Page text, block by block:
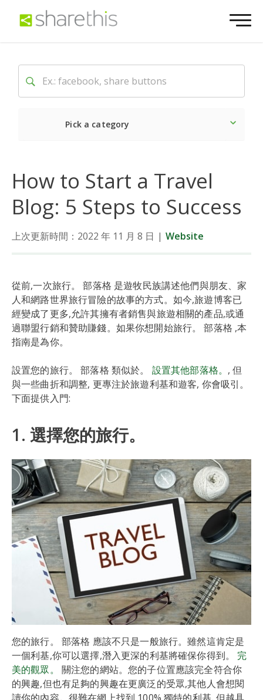
Pick a category
How to Start a Travel
Blog: 5 Steps to Success
上次更新時間：2022 年 11 月 8 日 | Website
從前,一次旅行。 部落格 是遊牧民族講述他們與朋友、家
人和網路世界旅行冒險的故事的方式。如今,旅遊博客已
經變成了更多,允許其擁有者銷售與旅遊相關的產品,或通
過聯盟行銷和贊助賺錢。如果你想開始旅行。 部落格 ,本
指南是為你。
設置您的旅行。 部落格 類似於。 設置其他部落格。 , 但
與一些曲折和調整, 更專注於旅遊利基和遊客, 你會吸引。
下面提供入門:
1. 選擇您的旅行。
您的旅行。 部落格 應該不只是一般旅行。雖然這肯定是
一個利基,你可以選擇,潛入更深的利基將確保你得到。 完
美的觀眾。
關注您的網站。您的子位置應該完全符合你
的興趣,但也有足夠的興趣在更廣泛的受眾,其他人會想閱